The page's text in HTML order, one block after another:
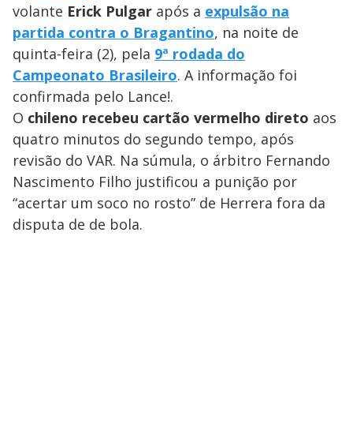
volante Erick Pulgar após a expulsão na
partida contra o Bragantino, na noite de
quinta-feira (2), pela 9ª rodada do
Campeonato Brasileiro. A informação foi
confirmada pelo Lance!.
O chileno recebeu cartão vermelho direto aos
quatro minutos do segundo tempo, após
revisão do VAR. Na súmula, o árbitro Fernando
Nascimento Filho justificou a punição por
“acertar um soco no rosto” de Herrera fora da
disputa de de bola.